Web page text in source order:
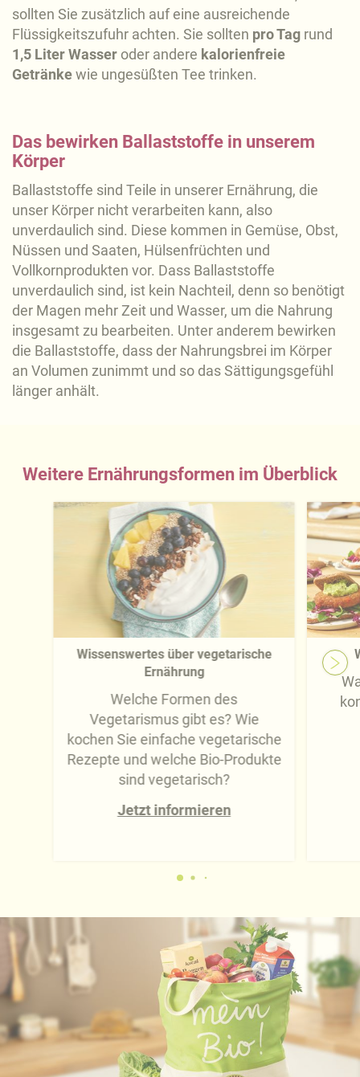
sollten Sie zusätzlich auf eine ausreichende
Flüssigkeitszufuhr achten. Sie sollten pro Tag rund
1,5 Liter Wasser oder andere kalorienfreie
Getränkewie ungesüßten Tee trinken.
Das bewirken Ballaststoffe in unserem
Körper
Ballaststoffe sind Teile in unserer Ernährung, die
unser Körper nicht verarbeiten kann, also
unverdaulich sind. Diese kommen in Gemüse, Obst,
Nüssen und Saaten, Hülsenfrüchten und
Vollkornprodukten vor. Dass Ballaststoffe
unverdaulich sind, ist kein Nachteil, denn so benötigt
der Magen mehr Zeit und Wasser, um die Nahrung
insgesamt zu bearbeiten. Unter anderem bewirken
die Ballaststoffe, dass der Nahrungsbrei im Körper
an Volumen zunimmt und so das Sättigungsgefühl
länger anhält.
Weitere Ernährungsformen im Überblick
Wissenswertes über vegetarische
Ernährung
Welche Formen des
Vegetarismus gibt es? Wie
kochen Sie einfache vegetarische
Rezepte und welche Bio-Produkte
sind vegetarisch?
Jetzt informieren